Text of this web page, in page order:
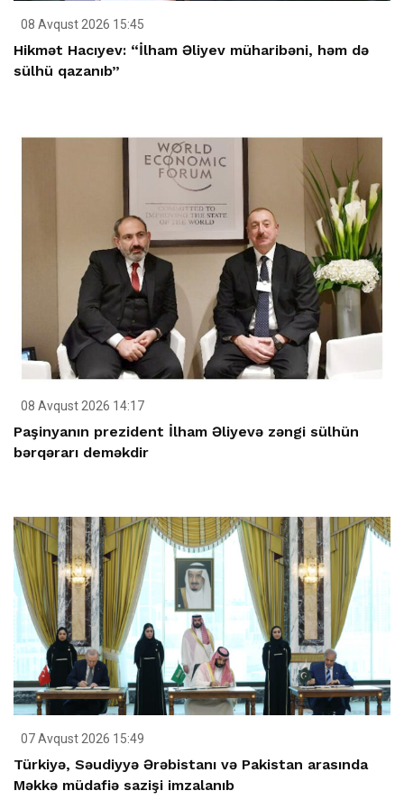
08 Avqust 2026 15:45
Hikmət Hacıyev: “İlham Əliyev müharibəni, həm də
sülhü qazanıb”
08 Avqust 2026 14:17
Paşinyanın prezident İlham Əliyevə zəngi sülhün
bərqərarı deməkdir
07 Avqust 2026 15:49
Türkiyə, Səudiyyə Ərəbistanı və Pakistan arasında
Məkkə müdafiə sazişi imzalanıb